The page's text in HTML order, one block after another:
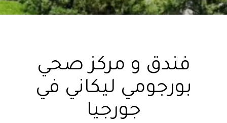
فندق و مركز صحي
بورجومي ليكاني في
جورجيا